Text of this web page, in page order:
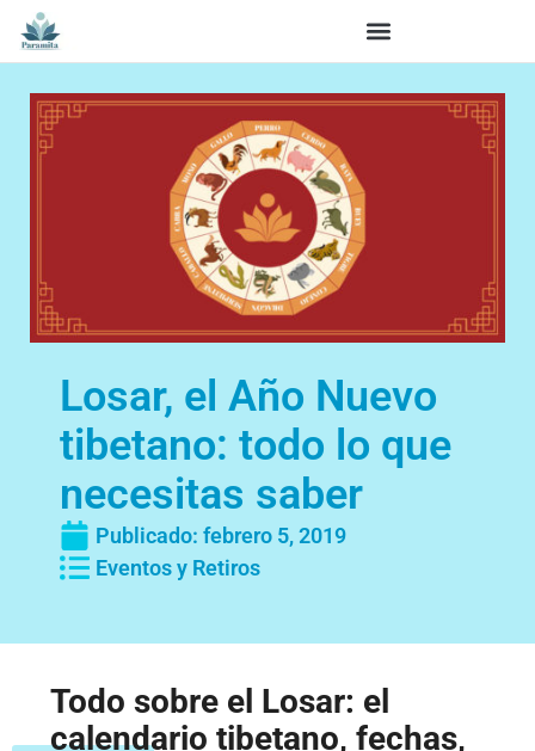
Losar, el Año Nuevo
tibetano: todo lo que
necesitas saber
Publicado: febrero 5, 2019
Eventos y Retiros
Todo sobre el Losar: el
calendario tibetano, fechas,